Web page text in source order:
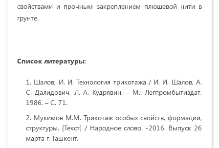
свойствами и прочным закреплением плюшевой нити в
грунте.
Список литературы:
Шалов, И. И. Технология трикотажа / И. И. Шалов, А.
С. Далидович, Л. А. Кудрявин. – М.: Легпромбытиздат,
1986. – С. 71.
Мукимов М.М. Трикотаж особых свойств, формации,
структуры. [Текст] / Народное слово. -2016. Выпуск 26
марта г. Ташкент.